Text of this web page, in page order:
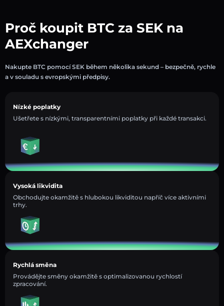
Proč koupit BTC za SEK na
AEXchanger
Nakupte BTC pomocí SEK během několika sekund – bezpečně, rychle
a v souladu s evropskými předpisy.
Nízké poplatky
Ušetřete s nízkými, transparentními poplatky při každé transakci.
Vysoká likvidita
Obchodujte okamžitě s hlubokou likviditou napříč více aktivními
trhy.
Rychlá směna
Provádějte směny okamžitě s optimalizovanou rychlostí
zpracování.